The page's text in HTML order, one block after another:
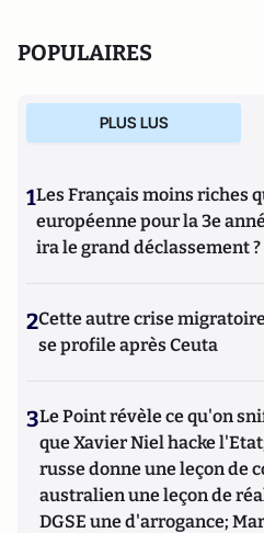
POPULAIRES
PLUS LUS
1Les Français moins riches
européenne pour la 3e
ira le grand déclassement ?
2Cette autre crise
se profile après Ceuta
3Le Point révèle ce qu'on
que Xavier Niel hacke
russe donne une leçon de
australien une leçon de
DGSE une d'arrogance;